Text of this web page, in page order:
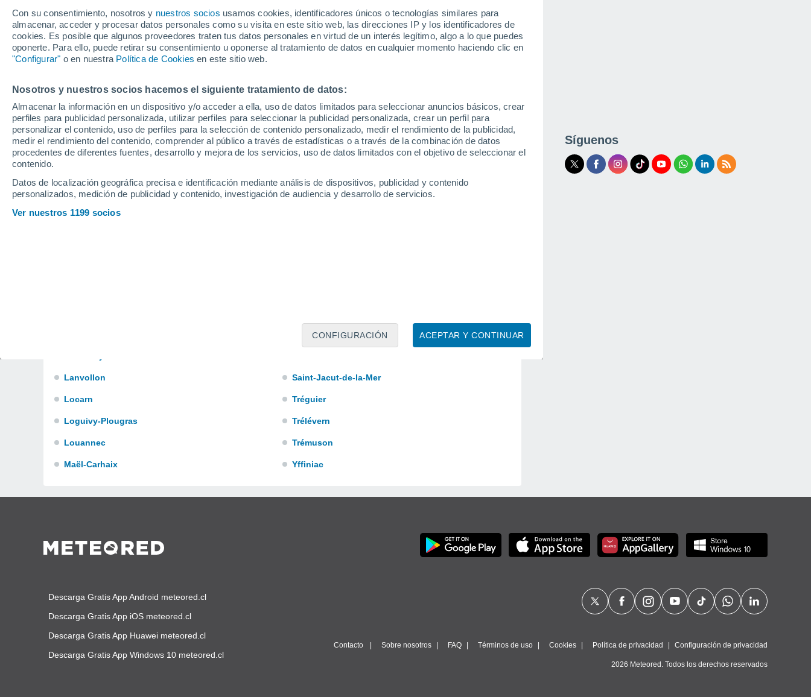
Con su consentimiento, nosotros y nuestros socios usamos cookies, identificadores únicos o tecnologías similares para
almacenar, acceder y procesar datos personales como su visita en este sitio web, las direcciones IP y los identificadores de
cookies. Es posible que algunos proveedores traten tus datos personales en virtud de un interés legítimo, algo a lo que puedes
oponerte. Para ello, puede retirar su consentimiento u oponerse al tratamiento de datos en cualquier momento haciendo clic en
"Configurar" o en nuestra Política de Cookies en este sitio web.
Nosotros y nuestros socios hacemos el siguiente tratamiento de datos:
Almacenar la información en un dispositivo y/o acceder a ella, uso de datos limitados para seleccionar anuncios básicos, crear
perfiles para publicidad personalizada, utilizar perfiles para seleccionar la publicidad personalizada, crear un perfil para
personalizar el contenido, uso de perfiles para la selección de contenido personalizado, medir el rendimiento de la publicidad,
medir el rendimiento del contenido, comprender al público a través de estadísticas o a través de la combinación de datos
procedentes de diferentes fuentes, desarrollo y mejora de los servicios, uso de datos limitados con el objetivo de seleccionar el
contenido.
Datos de localización geográfica precisa e identificación mediante análisis de dispositivos, publicidad y contenido
personalizados, medición de publicidad y contenido, investigación de audiencia y desarrollo de servicios.
Ver nuestros 1199 socios
ACEPTAR Y CONTINUAR
CONFIGURACIÓN
Broons
Callac
Calorguen
Coëtmieux
Collinée
Corseul
Guenroc
Lanvollon
Locarn
Loguivy-Plougras
Louannec
Maël-Carhaix
Peumerit-Quintin
Plaintel
Plancoët
Plélo
Plénée-Jugon
Pleslin-Trigavou
Pleudihen-sur-Rance
Rostrenen
Saint-Jacut-de-la-Mer
Tréguier
Trélévern
Trémuson
Yffiniac
Síguenos
Descarga Gratis App Android meteored.cl
Descarga Gratis App iOS meteored.cl
Descarga Gratis App Huawei meteored.cl
Descarga Gratis App Windows 10 meteored.cl
Contacto Sobre nosotros FAQ Términos de uso Cookies Política de privacidad Configuración de privacidad
2026 Meteored. Todos los derechos reservados